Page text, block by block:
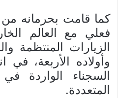
كما قامت بحرمانه من
فعلي مع العالم
الزيارات المنتظمة
وأولاده الأربعة،
السجناء الواردة في
المتعددة.